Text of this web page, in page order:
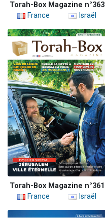
Torah-Box Magazine n°363
France
Israël
Torah-Box Magazine n°361
France
Israël